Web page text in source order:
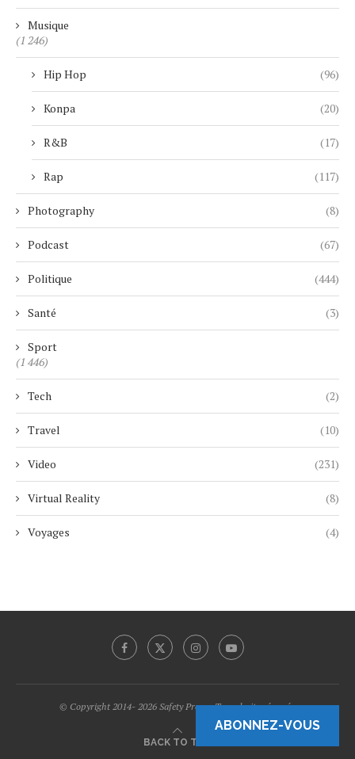
Musique
(1 246)
Hip Hop (96)
Konpa (20)
R&B (17)
Rap (117)
Photography (8)
Podcast (67)
Politique (444)
Santé (3)
Sport
(1 446)
Tech (2)
Travel (10)
Video (231)
Virtual Reality (8)
Voyages (4)
© Copyright 2014- 2026 Safety Promo Tous droits réservés.
BACK TO TOP
ABONNEZ-VOUS